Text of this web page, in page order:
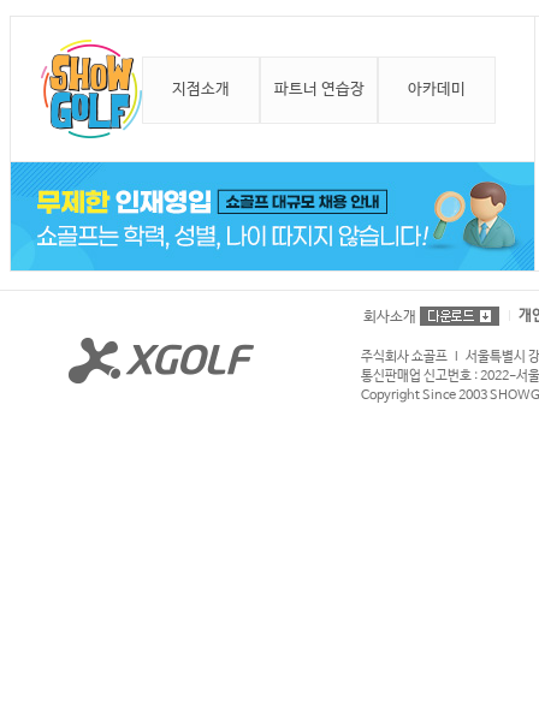
지점소개 파트너 연습장 아카데미
회사소개 개
주식회사 쇼골프 l 서울특별시
통신판매업 신고번호 : 2022-
Copyright Since 2003